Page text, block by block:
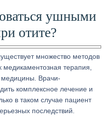
ушными
отите?
множество методов
медикаментозная терапия,
медицины. Врачи-
комплексное лечение и
в таком случае пациент
последствий.